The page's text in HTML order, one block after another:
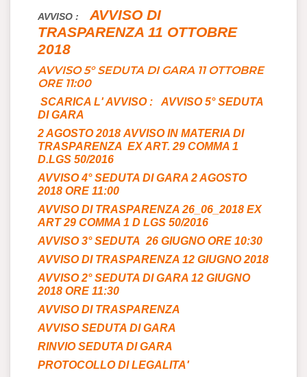
AVVISO : AVVISO DI
TRASPARENZA 11 OTTOBRE
2018
AVVISO 5° SEDUTA DI GARA 11 OTTOBRE
ORE 11:00
SCARICA L' AVVISO : AVVISO 5° SEDUTA
DI GARA
2 AGOSTO 2018 AVVISO IN MATERIA DI
TRASPARENZA EX ART. 29 COMMA 1
D.LGS 50/2016
AVVISO 4° SEDUTA DI GARA 2 AGOSTO
2018 ORE 11:00
AVVISO DI TRASPARENZA 26_06_2018 EX
ART 29 COMMA 1 D LGS 50/2016
AVVISO 3° SEDUTA 26 GIUGNO ORE 10:30
AVVISO DI TRASPARENZA 12 GIUGNO 2018
AVVISO 2° SEDUTA DI GARA 12 GIUGNO
2018 ORE 11:30
AVVISO DI TRASPARENZA
AVVISO SEDUTA DI GARA
RINVIO SEDUTA DI GARA
PROTOCOLLO DI LEGALITA'